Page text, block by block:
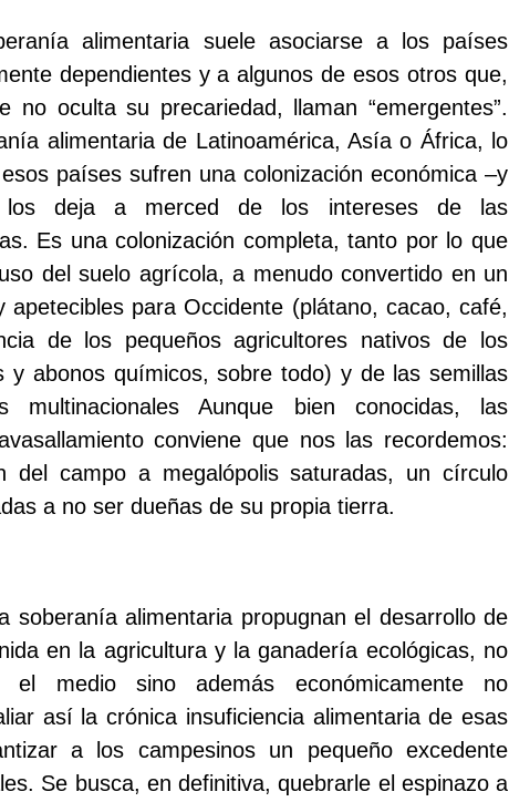
alimentaria suele asociarse a los países
dependientes y a algunos de esos otros que,
no oculta su precariedad, llaman “emergentes”.
alimentaria de Latinoamérica, Asía o África, lo
países sufren una colonización económica –y
los deja a merced de los intereses de las
Es una colonización completa, tanto por lo que
del suelo agrícola, a menudo convertido en un
apetecibles para Occidente (plátano, cacao, café,
de los pequeños agricultores nativos de los
y abonos químicos, sobre todo) y de las semillas
Aunque bien conocidas, las
conviene que nos las recordemos:
del campo a megalópolis saturadas, un círculo
a no ser dueñas de su propia tierra.
soberanía alimentaria propugnan el desarrollo de
en la agricultura y la ganadería ecológicas, no
medio sino además económicamente no
así la crónica insuficiencia alimentaria de esas
a los campesinos un pequeño excedente
Se busca, en definitiva, quebrarle el espinazo a